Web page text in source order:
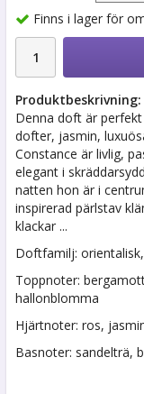
Finns i lager för
Produktbeskrivning:
Denna doft är
dofter, jasmin,
Constance är livlig,
elegant i
natten hon är i
inspirerad pärlstav
klackar ...
Doftfamilj:
Toppnoter:
hallonblomma
Hjärtnoter: ros,
Basnoter: sandelträ,